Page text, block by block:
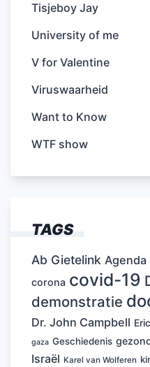
Tisjeboy Jay
University of me
V for Valentine
Viruswaarheid
Want to Know
WTF show
TAGS
Ab Gietelink Agenda
corona covid-19
demonstratie
Dr. John Campbell
gaza Geschiedenis
Israël Karel van Wolferen